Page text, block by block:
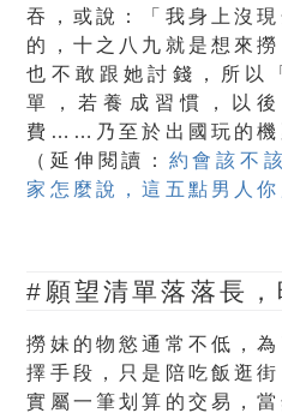
吞，或說：「我身上沒
的，十之八九就是想來
也不敢跟她討錢，所以
單，若養成習慣，以
費……乃至於出國玩的機
（延伸閱讀： 約會該不
家怎麼說，這五點男人你
#願望清單落落長
撈妹的物慾通常不低，
擇手段，只是陪吃飯逛
實屬一筆划算的交易，